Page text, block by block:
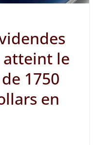
le
1750
en